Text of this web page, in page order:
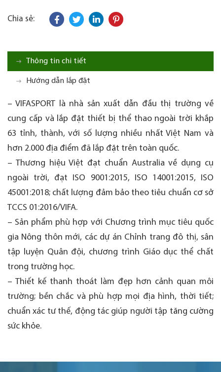
Chia sẻ:
Thông tin chi tiết
Hướng dẫn lắp đặt
– VIFASPORT là nhà sản xuất dẫn đầu thị trường về
cung cấp và lắp đặt thiết bị thể thao ngoài trời khắp
63 tỉnh, thành, với số lượng nhiều nhất Việt Nam và
hơn 2.000 địa điểm đã lắp đặt trên toàn quốc.
– Thương hiệu Việt đạt chuẩn Australia về dụng cụ
ngoài trời, đạt ISO 9001:2015, ISO 14001:2015, ISO
45001:2018; chất lượng đảm bảo theo tiêu chuẩn cơ sở
TCCS 01:2016/VIFA.
– Sản phẩm phù hợp với Chương trình mục tiêu quốc
gia Nông thôn mới, các dự án Chỉnh trang đô thị, sân
tập luyện Quân đội, chương trình Giáo dục thể chất
trong trường học.
– Thiết kế thanh thoát làm đẹp hơn cảnh quan môi
trường; bền chắc và phù hợp mọi địa hình, thời tiết;
chuẩn xác tư thế, động tác giúp người tập tăng cường
sức khỏe.